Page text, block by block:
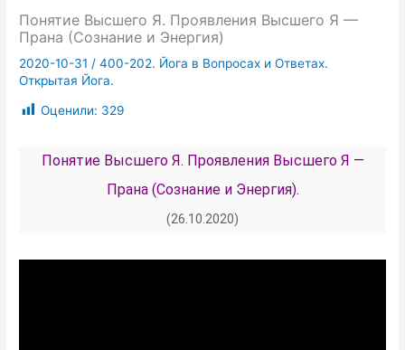
Понятие Высшего Я. Проявления Высшего Я —
Прана (Сознание и Энергия)
2020-10-31 /400-202. Йога в Вопросах и Ответах.
Открытая Йога.
Оценили: 329
Понятие Высшего Я. Проявления Высшего Я —
Прана (Сознание и Энергия).
(26.10.2020)